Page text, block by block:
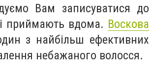
Вам записуватися до
приймають вдома. Воскова
з найбільш ефективних
небажаного волосся.